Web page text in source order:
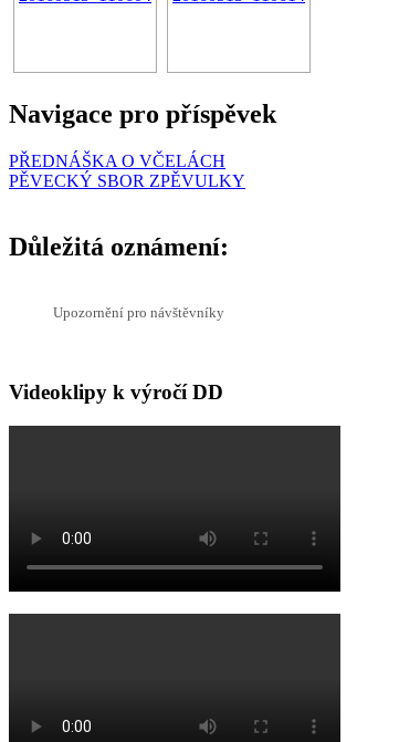
Navigace pro příspěvek
PŘEDNÁŠKA O VČELÁCH
PĚVECKÝ SBOR ZPĚVULKY
Důležitá oznámení:
Upozornění pro návštěvníky
Videoklipy k výročí DD